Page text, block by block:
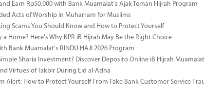
Earn Rp50.000 with Bank Muamalat's Ajak Teman Hijrah Program
Acts of Worship in Muharram for Muslims
Scams You Should Know and How to Protect Yourself
Home? Here's Why KPR iB Hijrah May Be the Right Choice
Bank Muamalat's RINDU HAJI 2026 Program
Sharia Investment? Discover Deposito Online iB Hijrah Muamalat
Virtues of Takbir During Eid al-Adha
Alert: How to Protect Yourself From Fake Bank Customer Service